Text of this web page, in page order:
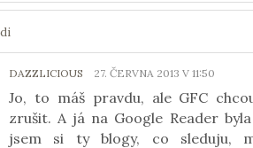
DAZZLICIOUS 27. ČERVNA 2013 V 11:50
Jo, to máš pravdu, ale GFC
zrušit. A já na Google Reader
jsem si ty blogy, co sleduju,